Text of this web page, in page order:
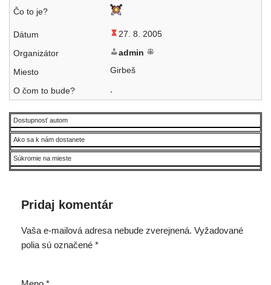
27. 8. 2005
admin
Girbeš
,
Dostupnosť autom
Ako sa k nám dostanete
Súkromie na mieste
Pridaj komentár
Vaša e-mailová adresa nebude zverejnená. Vyžadované
polia sú označené *